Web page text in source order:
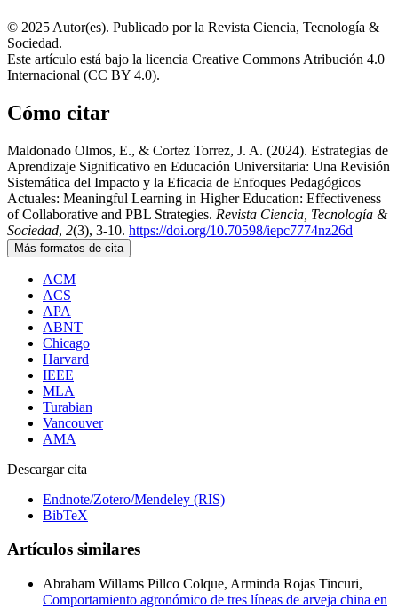
© 2025 Autor(es). Publicado por la Revista Ciencia, Tecnología &
Sociedad.
Este artículo está bajo la licencia Creative Commons Atribución 4.0
Internacional (CC BY 4.0).
Cómo citar
Maldonado Olmos, E., & Cortez Torrez, J. A. (2024). Estrategias de
Aprendizaje Significativo en Educación Universitaria: Una Revisión
Sistemática del Impacto y la Eficacia de Enfoques Pedagógicos
Actuales: Meaningful Learning in Higher Education: Effectiveness
of Collaborative and PBL Strategies. Revista Ciencia, Tecnología &
Sociedad, 2(3), 3-10. https://doi.org/10.70598/iepc7774nz26d
Más formatos de cita
ACM
ACS
APA
ABNT
Chicago
Harvard
IEEE
MLA
Turabian
Vancouver
AMA
Descargar cita
Endnote/Zotero/Mendeley (RIS)
BibTeX
Artículos similares
Abraham Willams Pillco Colque, Arminda Rojas Tincuri,
Comportamiento agronómico de tres líneas de arveja china en